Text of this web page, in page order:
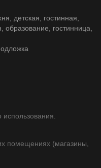
детская, гостинная,
образование, гостинница,
помещениях (магазины,